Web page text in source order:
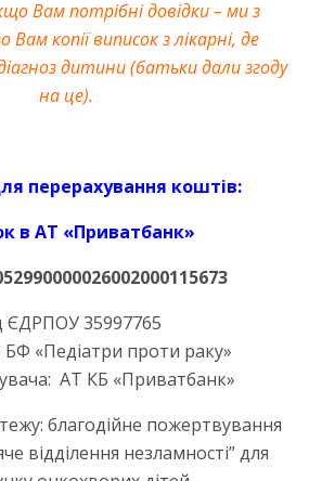
Вам потрібні довідки – ми з
копії виписок з лікарні, де
дитини (батьки дали згоду
на це).
перерахування коштів:
в АТ «Приватбанк»
673
ЄДРПОУ 35997765
«Педіатри проти раку»
АТ КБ «Приватбанк»
благодійне пожертвування
відділення незламності” для